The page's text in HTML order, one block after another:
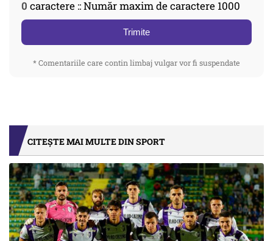
0 caractere :: Număr maxim de caractere 1000
Trimite
* Comentariile care contin limbaj vulgar vor fi suspendate
CITEȘTE MAI MULTE DIN SPORT